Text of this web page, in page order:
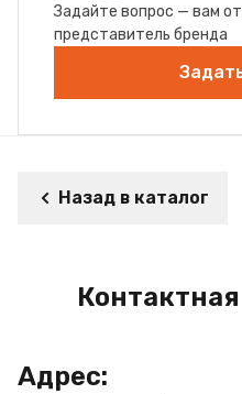
Задайте вопрос — вам
представитель бренда
Назад в каталог
Адрес: